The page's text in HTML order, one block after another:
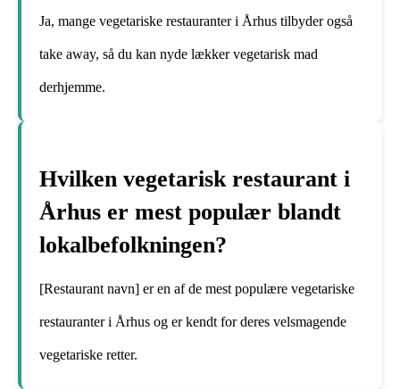
Ja, mange vegetariske restauranter i Århus tilbyder også
take away, så du kan nyde lækker vegetarisk mad
derhjemme.
Hvilken vegetarisk restaurant i
Århus er mest populær blandt
lokalbefolkningen?
[Restaurant navn] er en af de mest populære vegetariske
restauranter i Århus og er kendt for deres velsmagende
vegetariske retter.